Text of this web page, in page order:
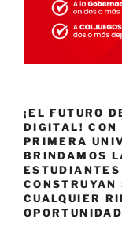
¡EL FUTURO
DIGITAL! CON
PRIMERA
BRINDAMOS
CONSTRUYAN
CUALQUIER